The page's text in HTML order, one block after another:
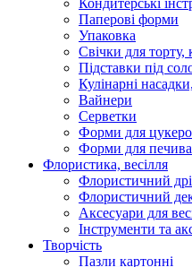
Паперові форми
Упаковка
Свічки для торту,
Підставки під
Кулінарні
Вайнери
Серветки
Форми для
Форми для печива
Флористика, весілля
Флористичний
Флористичний
Аксесуари для
Інструменти та
Творчість
Пазли картонні